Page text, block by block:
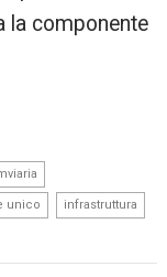
la componente
unico infrastruttura